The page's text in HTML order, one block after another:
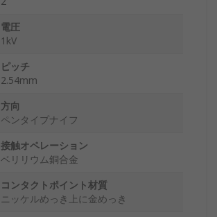
電圧
1kV
ピッチ
2.54mm
方向
ペンタイプナイフ
接触オペレーション
ベリリウム銅合金
コンタクトポイント材質
ニッケルめっき上に金めっき